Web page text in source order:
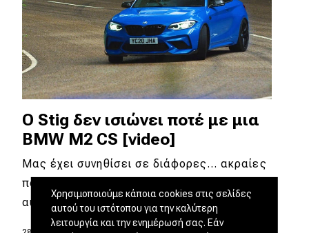
O Stig δεν ισιώνει ποτέ με μια
BMW M2 CS [video]
Mας έχει συνηθίσει σε διάφορες… ακραίες
πόζες. Ο λόγος για τον γνωστό μας Stig που
αυτή τη φορά…
Χρησιμοποιούμε κάποια cookies στις σελίδες
αυτού του ιστότοπου για την καλύτερη
λειτουργία και την ενημέρωσή σας. Εάν